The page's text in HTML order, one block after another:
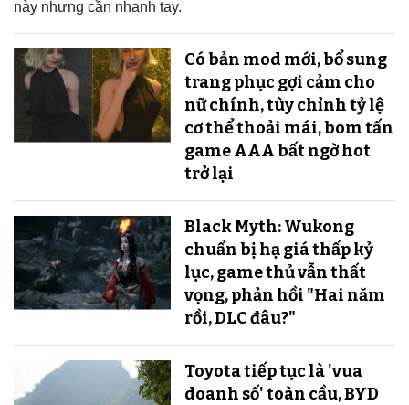
này nhưng cần nhanh tay.
Có bản mod mới, bổ sung
trang phục gợi cảm cho
nữ chính, tùy chỉnh tỷ lệ
cơ thể thoải mái, bom tấn
game AAA bất ngờ hot
trở lại
Black Myth: Wukong
chuẩn bị hạ giá thấp kỷ
lục, game thủ vẫn thất
vọng, phản hồi "Hai năm
rồi, DLC đâu?"
Toyota tiếp tục là 'vua
doanh số' toàn cầu, BYD